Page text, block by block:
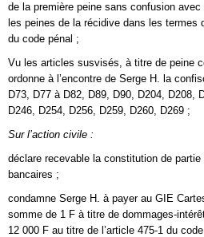
de la première peine sans confusion avec
les peines de la récidive dans les termes
du code pénal ;
Vu les articles susvisés, à titre de peine
ordonne à l’encontre de Serge H. la
D73, D77 à D82, D89, D90, D204, D208,
D246, D254, D256, D259, D260, D269 ;
Sur l’action civile :
déclare recevable la constitution de
bancaires ;
condamne Serge H. à payer au GIE
somme de 1 F à titre de dommages-
12 000 F au titre de l’article 475-1 du